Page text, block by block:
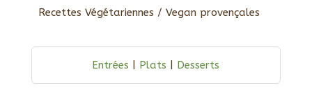
Recettes Végétariennes / Vegan provençales
Entrées Plats Desserts